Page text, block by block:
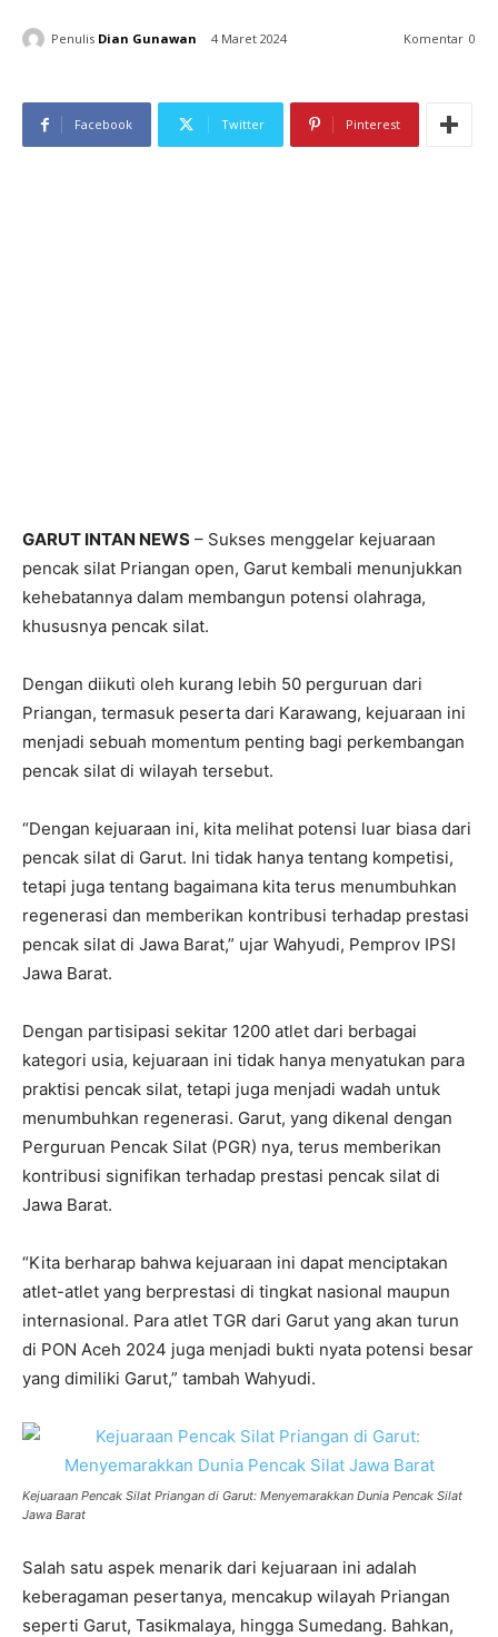
Penulis Dian Gunawan 4 Maret 2024 Komentar 0
Facebook Twitter Pinterest
GARUT INTAN NEWS – Sukses menggelar kejuaraan
pencak silat Priangan open, Garut kembali menunjukkan
kehebatannya dalam membangun potensi olahraga,
khususnya pencak silat.
Dengan diikuti oleh kurang lebih 50 perguruan dari
Priangan, termasuk peserta dari Karawang, kejuaraan ini
menjadi sebuah momentum penting bagi perkembangan
pencak silat di wilayah tersebut.
“Dengan kejuaraan ini, kita melihat potensi luar biasa dari
pencak silat di Garut. Ini tidak hanya tentang kompetisi,
tetapi juga tentang bagaimana kita terus menumbuhkan
regenerasi dan memberikan kontribusi terhadap prestasi
pencak silat di Jawa Barat,” ujar Wahyudi, Pemprov IPSI
Jawa Barat.
Dengan partisipasi sekitar 1200 atlet dari berbagai
kategori usia, kejuaraan ini tidak hanya menyatukan para
praktisi pencak silat, tetapi juga menjadi wadah untuk
menumbuhkan regenerasi. Garut, yang dikenal dengan
Perguruan Pencak Silat (PGR) nya, terus memberikan
kontribusi signifikan terhadap prestasi pencak silat di
Jawa Barat.
“Kita berharap bahwa kejuaraan ini dapat menciptakan
atlet-atlet yang berprestasi di tingkat nasional maupun
internasional. Para atlet TGR dari Garut yang akan turun
di PON Aceh 2024 juga menjadi bukti nyata potensi besar
yang dimiliki Garut,” tambah Wahyudi.
Kejuaraan Pencak Silat Priangan di Garut: Menyemarakkan Dunia Pencak Silat
Jawa Barat
Salah satu aspek menarik dari kejuaraan ini adalah
keberagaman pesertanya, mencakup wilayah Priangan
seperti Garut, Tasikmalaya, hingga Sumedang. Bahkan,